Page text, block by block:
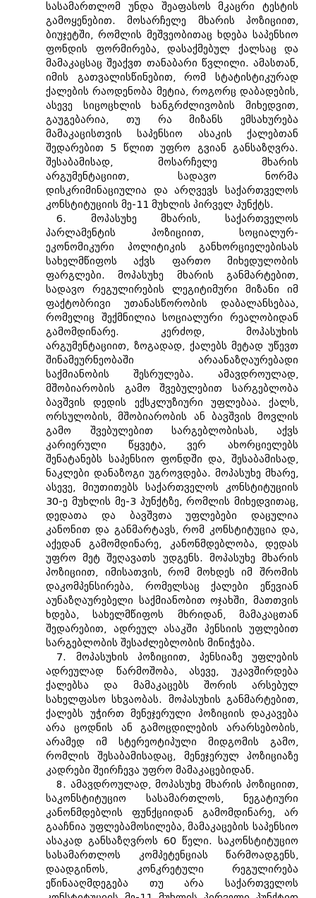
სასამართლომ უნდა შეაფასოს მკაცრი ტესტის
გამოყენებით. მოსარჩელე მხარის პოზიციით,
ბიუჯეტში, რომლის მეშვეობითაც ხდება საპენსიო
ფონდის ფორმირება, დასაქმებულ ქალსაც და
მამაკაცსაც შეაქვთ თანაბარი წვლილი. ამასთან,
იმის გათვალისწინებით, რომ სტატისტიკურად
ქალების რაოდენობა მეტია, როგორც დაბადების,
ასევე სიცოცხლის ხანგრძლივობის მიხედვით,
გაუგებარია, თუ რა მიზანს ემსახურება
მამაკაცისთვის საპენსიო ასაკის ქალებთან
შედარებით 5 წლით უფრო გვიან განსაზღვრა.
შესაბამისად, მოსარჩელე მხარის
არგუმენტაციით, სადავო ნორმა
დისკრიმინაციულია და არღვევს საქართველოს
კონსტიტუციის მე-11 მუხლის პირველ პუნქტს.
6. მოპასუხე მხარის, საქართველოს
პარლამენტის პოზიციით, სოციალურ-
ეკონომიკური პოლიტიკის განხორციელებისას
სახელმწიფოს აქვს ფართო მიხედულობის
ფარგლები. მოპასუხე მხარის განმარტებით,
სადავო რეგულირების ლეგიტიმური მიზანი იმ
ფაქტობრივი უთანასწორობის დაბალანსებაა,
რომელიც შექმნილია სოციალური რეალობიდან
გამომდინარე. კერძოდ, მოპასუხის
არგუმენტაციით, ზოგადად, ქალებს მეტად უწევთ
შინამეურნეობაში არაანაზღაურებადი
საქმიანობის შესრულება. ამავდროულად,
მშობიარობის გამო შვებულებით სარგებლობა
ბავშვის დედის ექსკლუზიური უფლებაა. ქალს,
ორსულობის, მშობიარობის ან ბავშვის მოვლის
გამო შვებულებით სარგებლობისას, აქვს
კარიერული წყვეტა, ვერ ახორციელებს
შენატანებს საპენსიო ფონდში და, შესაბამისად,
ნაკლები დანაზოგი უგროვდება. მოპასუხე მხარე,
ასევე, მიუთითებს საქართველოს კონსტიტუციის
30-ე მუხლის მე-3 პუნქტზე, რომლის მიხედვითაც,
დედათა და ბავშვთა უფლებები დაცულია
კანონით და განმარტავს, რომ კონსტიტუცია და,
აქედან გამომდინარე, კანონმდებლობა, დედას
უფრო მეტ შეღავათს უდგენს. მოპასუხე მხარის
პოზიციით, იმისათვის, რომ მოხდეს იმ შრომის
დაკომპენსირება, რომელსაც ქალები ეწევიან
აუნაზღაურებელი საქმიანობით ოჯახში, მათთვის
ხდება, სახელმწიფოს მხრიდან, მამაკაცთან
შედარებით, ადრეულ ასაკში პენსიის უფლებით
სარგებლობის შესაძლებლობის მინიჭება.
7. მოპასუხის პოზიციით, პენსიაზე უფლების
ადრეულად წარმოშობა, ასევე, უკავშირდება
ქალებსა და მამაკაცებს შორის არსებულ
სახელფასო სხვაობას. მოპასუხის განმარტებით,
ქალებს უჭირთ მენეჯერული პოზიციის დაკავება
არა ცოდნის ან გამოცდილების არარსებობის,
არამედ იმ სტერეოტიპული მიდგომის გამო,
რომლის შესაბამისადაც, მენეჯერულ პოზიციაზე
კადრები შეირჩევა უფრო მამაკაცებიდან.
8. ამავდროულად, მოპასუხე მხარის პოზიციით,
საკონსტიტუციო სასამართლოს, ნეგატიური
კანონმდებლის ფუნქციიდან გამომდინარე, არ
გააჩნია უფლებამოსილება, მამაკაცების საპენსიო
ასაკად განსაზღვროს 60 წელი. საკონსტიტუციო
სასამართლოს კომპეტენციას წარმოადგენს,
დაადგინოს, კონკრეტული რეგულირება
ეწინააღმდეგება თუ არა საქართველოს